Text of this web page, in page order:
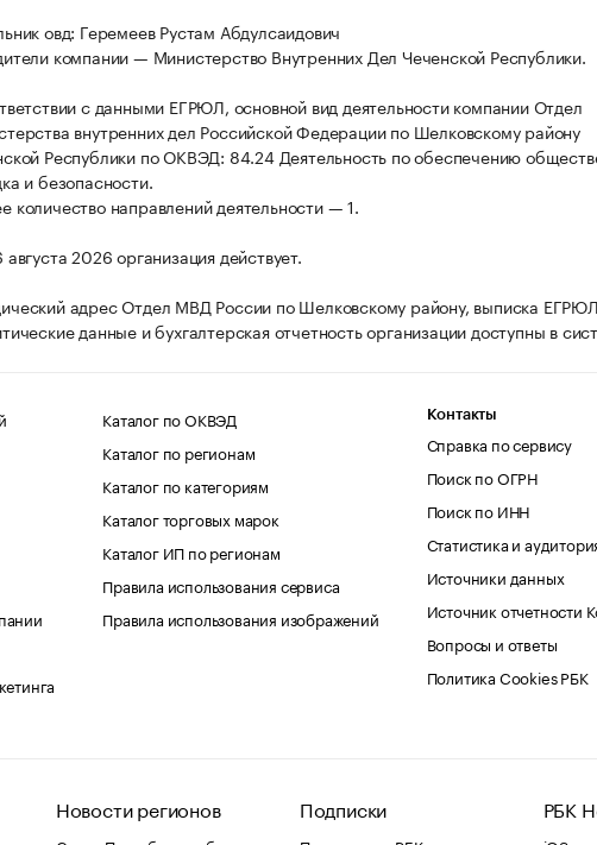
овд: Геремеев Рустам Абдулсаидович
компании — Министерство Внутренних Дел Чеченской Республики.
с данными ЕГРЮЛ, основной вид деятельности компании Отдел
внутренних дел Российской Федерации по Шелковскому району
Республики по ОКВЭД: 84.24 Деятельность по обеспечению
и безопасности.
количество направлений деятельности — 1.
2026 организация действует.
адрес Отдел МВД России по Шелковскому району, выписка
данные и бухгалтерская отчетность организации доступны в
Каталог по ОКВЭД
Каталог по регионам
Каталог по категориям
Каталог торговых марок
Каталог ИП по регионам
Правила использования сервиса
Правила использования изображений
Контакты
Справка по сервису
Поиск по ОГРН
Поиск по ИНН
Статистика и
Источники данных
Источник отчетности
Вопросы и ответы
Политика Cookies РБК
Новости регионов Подписки РБК